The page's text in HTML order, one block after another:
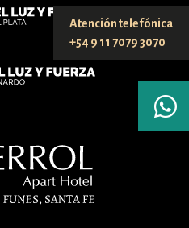
Atención telefónica
+54 9 11 7079 3070
